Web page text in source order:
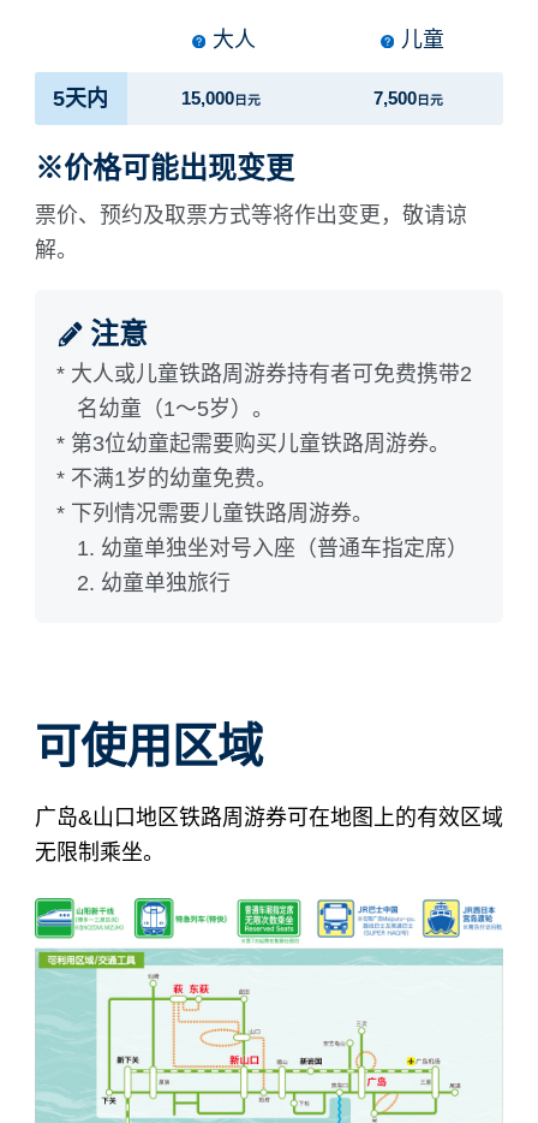
大人 儿童
5天内 15,000日元 7,500日元
※价格可能出现变更
票价、预约及取票方式等将作出变更，敬请谅
解。
注意
* 大人或儿童铁路周游券持有者可免费携带2
名幼童（1～5岁）。
* 第3位幼童起需要购买儿童铁路周游券。
* 不满1岁的幼童免费。
* 下列情况需要儿童铁路周游券。
1. 幼童单独坐对号入座（普通车指定席）
2. 幼童单独旅行
可使用区域
广岛&山口地区铁路周游券可在地图上的有效区域
无限制乘坐。